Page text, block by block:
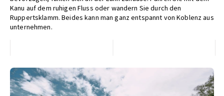
Kanu auf dem ruhigen Fluss oder wandern Sie durch den
Ruppertsklamm. Beides kann man ganz entspannt von Koblenz aus
unternehmen.